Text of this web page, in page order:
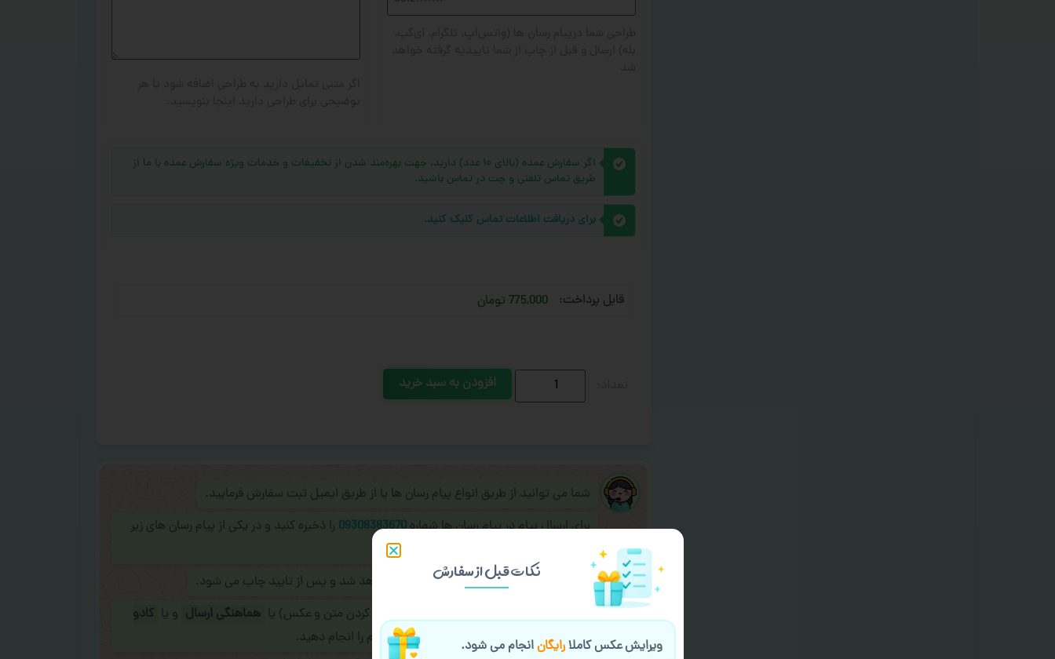
اگر سفارش عمده (بالای ۱۰ عدد) دارید، جهت بهره‌مند شدن از تخفیفات و خدمات ویژه سفارش عمده با ما از
طریق تماس تلفنی و چت در تماس باشید.
برای دریافت اطلاعات تماس کلیک کنید.
قابل پرداخت: 775,000 تومان
افزودن به سبد خرید
شما می توانید از طریق انواع پیام رسان ها یا از طریق ایمیل ثبت سفارش فرمایید.
برای ارسال پیام در پیام رسان ها شماره09308383670 را ذخیره کنید و در یکی از پیام رسان های زیر
طراحی نهایی قبل از چاپ برای شما ارسال خواهد شد و پس از تایید چاپ می شود.
(اضافه کردن متن و عکس) یا هماهنگی ارسال و یا کادو
کردن سفارش با اپراتو عکسچاپ هماهنگی لازم را انجام دهید.
نکات قبل از سفارش
ویرایش عکس کاملارایگانانجام می شود.